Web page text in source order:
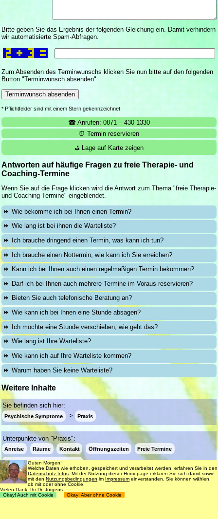
Bitte geben Sie das Ergebnis der folgenden Gleichung ein. Damit verhindern
wir automatisierte Spam-Abfragen.
Zum Absenden des Terminwunschs klicken Sie nun bitte auf den folgenden
Button "Terminwunsch absenden".
* Pflichtfelder sind mit einem Stern gekennzeichnet.
☎ Anrufen: 0871 – 430 1330
⏰ Termin reservieren
⛳ Lage auf Karte zeigen
Antworten auf häufige Fragen zu freie Therapie- und
Coaching-Termine
Wenn Sie auf die Frage klicken wird die Antwort zum Thema "freie Therapie-
und Coaching-Termine" eingeblendet.
Wie bekomme ich bei Ihnen einen Termin?
Wie lang ist bei ihnen die Warteliste?
Ich brauche dringend einen Termin, was kann ich tun?
Ich brauche einen Nottermin, wie kann ich Sie erreichen?
Kann ich bei Ihnen auch einen regelmäßigen Termin bekommen?
Darf ich bei Ihnen auch mehrere Termine im Voraus reservieren?
Bieten Sie auch telefonische Beratung an?
Wie kann ich bei Ihnen eine Stunde absagen?
Ich möchte eine Stunde verschieben, wie geht das?
Wie lang ist Ihre Warteliste?
Wie kann ich auf Ihre Warteliste kommen?
Warum haben Sie keine Warteliste?
Weitere Inhalte
Sie befinden sich hier:
Psychische Symptome Praxis
Unterpunkte von "Praxis":
Anreise Räume Kontakt Öffnungszeiten Freie Termine
Info-eMail bei freien Terminen
Login
Datenschutz
Impressum Nutzungsbedingungen
Guten Morgen!
Welche Daten wie erhoben, gespeichert und verarbeitet werden, erfahren Sie in den
Datenschutz-Infos . Mit der Nutzung dieser Homepage erklären Sie sich damit sowie
mit denNutzungsbedingungen im Impressum einverstanden. Sie können wählen,
ob mit oder ohne Cookie.
Vielen Dank, Ihr Dr. Jürgens
Okay! Auch mit Cookie
Okay! Aber ohne Cookie